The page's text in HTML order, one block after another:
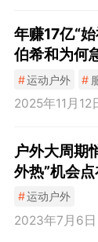
年赚17亿“
伯希和为何
#运动户外 #
2025年11月12
户外大周期
外热”机会点
#运动户外
2023年7月6日